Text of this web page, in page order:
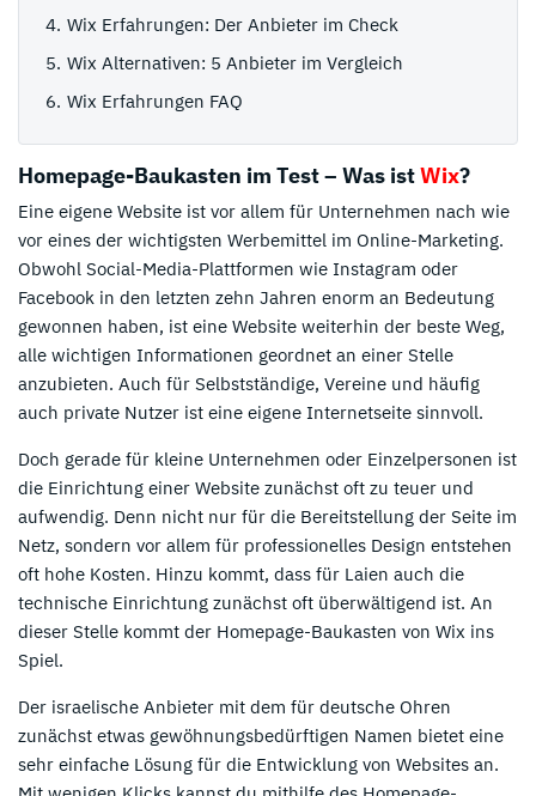
Wix Erfahrungen: Der Anbieter im Check
Wix Alternativen: 5 Anbieter im Vergleich
Wix Erfahrungen FAQ
Homepage-Baukasten im Test – Was istWix?
Eine eigene Website ist vor allem für Unternehmen nach wie
vor eines der wichtigsten Werbemittel im Online-Marketing.
Obwohl Social-Media-Plattformen wie Instagram oder
Facebook in den letzten zehn Jahren enorm an Bedeutung
gewonnen haben, ist eine Website weiterhin der beste Weg,
alle wichtigen Informationen geordnet an einer Stelle
anzubieten. Auch für Selbstständige, Vereine und häufig
auch private Nutzer ist eine eigene Internetseite sinnvoll.
Doch gerade für kleine Unternehmen oder Einzelpersonen ist
die Einrichtung einer Website zunächst oft zu teuer und
aufwendig. Denn nicht nur für die Bereitstellung der Seite im
Netz, sondern vor allem für professionelles Design entstehen
oft hohe Kosten. Hinzu kommt, dass für Laien auch die
technische Einrichtung zunächst oft überwältigend ist. An
dieser Stelle kommt der Homepage-Baukasten von Wix ins
Spiel.
Der israelische Anbieter mit dem für deutsche Ohren
zunächst etwas gewöhnungsbedürftigen Namen bietet eine
sehr einfache Lösung für die Entwicklung von Websites an.